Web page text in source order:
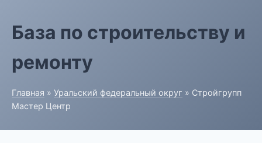
База по строительству и
ремонту
Главная » Уральский федеральный округ » Стройгрупп
Мастер Центр